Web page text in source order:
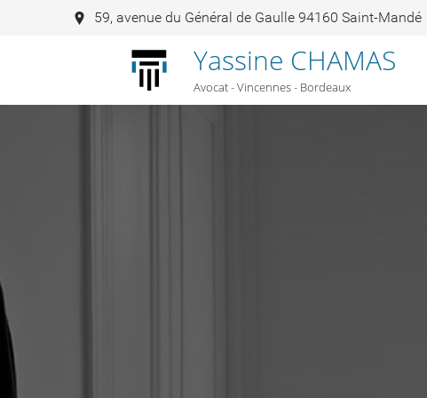
Yassine CHAMAS
Avocat - Vincennes - Bordeaux
59, avenue du Général de Gaulle 94160 Saint-Mandé